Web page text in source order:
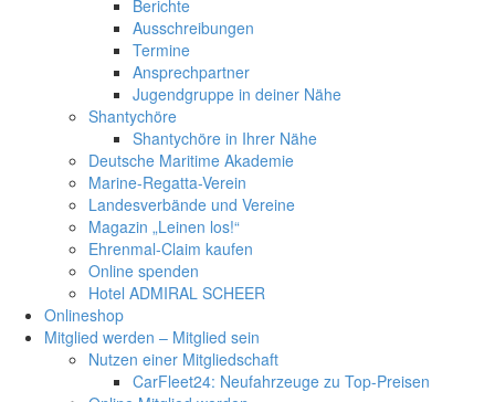
Berichte
Ausschreibungen
Termine
Ansprechpartner
Jugendgruppe in deiner Nähe
Shantychöre
Shantychöre in Ihrer Nähe
Deutsche Maritime Akademie
Marine-Regatta-Verein
Landesverbände und Vereine
Magazin „Leinen los!“
Ehrenmal-Claim kaufen
Online spenden
Hotel ADMIRAL SCHEER
Onlineshop
Mitglied werden – Mitglied sein
Nutzen einer Mitgliedschaft
CarFleet24: Neufahrzeuge zu Top-Preisen